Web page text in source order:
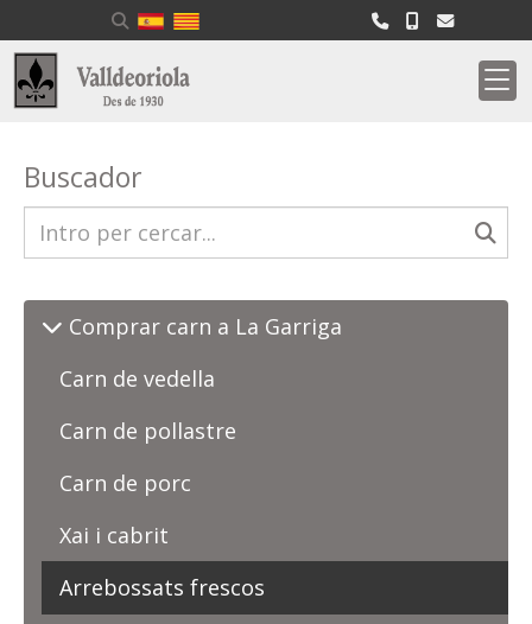
Buscador
Comprar carn a La Garriga
Carn de vedella
Carn de pollastre
Carn de porc
Xai i cabrit
Arrebossats frescos